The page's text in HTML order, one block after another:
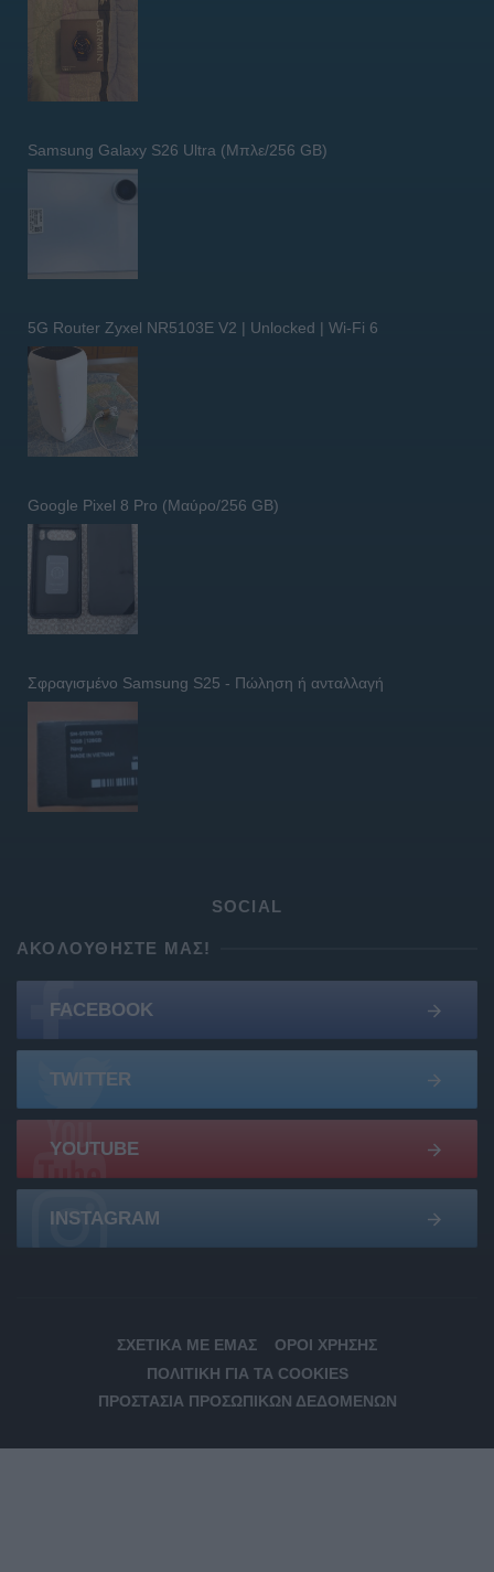
Samsung Galaxy S26 Ultra (Μπλε/256 GB)
5G Router Zyxel NR5103E V2 | Unlocked | Wi-Fi 6
Google Pixel 8 Pro (Μαύρο/256 GB)
Σφραγισμένο Samsung S25 - Πώληση ή ανταλλαγή
SOCIAL
ΑΚΟΛΟΥΘΉΣΤΕ ΜΑΣ!
FACEBOOK
TWITTER
YOUTUBE
INSTAGRAM
ΣΧΕΤΙΚΆ ΜΕ ΕΜΆΣ
ΌΡΟΙ ΧΡΉΣΗΣ
ΠΟΛΙΤΙΚΉ ΓΙΑ ΤΑ COOKIES
ΠΡΟΣΤΑΣΊΑ ΠΡΟΣΩΠΙΚΏΝ ΔΕΔΟΜΈΝΩΝ